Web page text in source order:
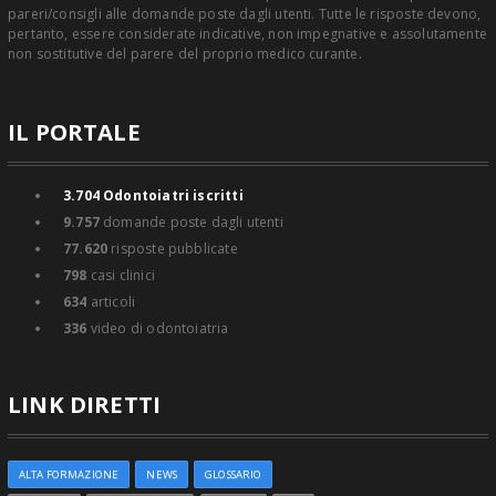
pareri/consigli alle domande poste dagli utenti. Tutte le risposte devono,
pertanto, essere considerate indicative, non impegnative e assolutamente
non sostitutive del parere del proprio medico curante.
IL PORTALE
3.704Odontoiatri iscritti
9.757domande poste dagli utenti
77.620 risposte pubblicate
798 casi clinici
634 articoli
336 video di odontoiatria
LINK DIRETTI
ALTA FORMAZIONE NEWS GLOSSARIO